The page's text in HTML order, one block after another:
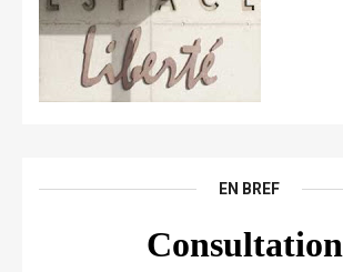
EN BREF
Consultation